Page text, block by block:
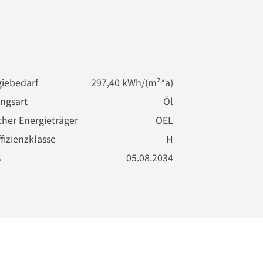
297,40 kWh/(m²*a)
Öl
Energieträger
OEL
H
05.08.2034